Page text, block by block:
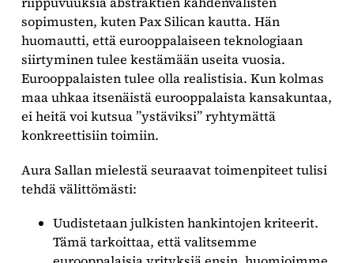
sopimusten, kuten Pax Silican kautta. Hän
huomautti, että eurooppalaiseen teknologiaan
siirtyminen tulee kestämään useita vuosia.
Eurooppalaisten tulee olla realistisia. Kun kolmas
maa uhkaa itsenäistä eurooppalaista kansakuntaa,
ei heitä voi kutsua ”ystäviksi” ryhtymättä
konkreettisiin toimiin.
Aura Sallan mielestä seuraavat toimenpiteet tulisi
tehdä välittömästi:
Uudistetaan julkisten hankintojen kriteerit.
Tämä tarkoittaa, että valitsemme